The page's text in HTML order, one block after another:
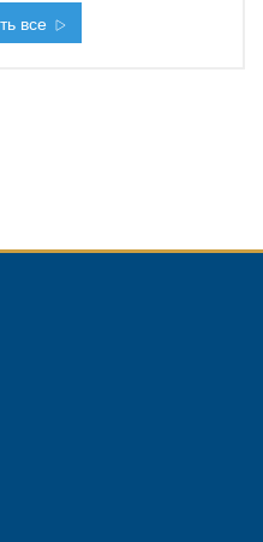
все